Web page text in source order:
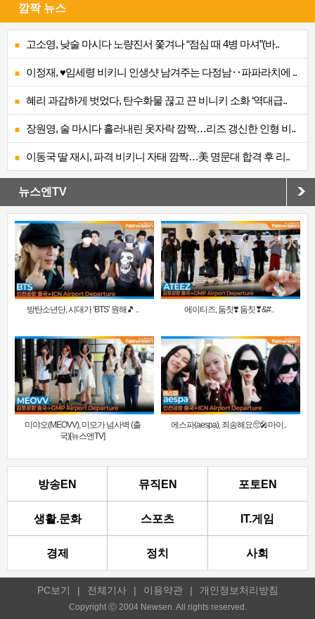
깜짝 뉴스
고소영, 낮술 마시다 노량진서 쫓겨나 “점심 때 4병 마셔”(바..
이정재, ♥임세령 비키니 인생샷 남겨주는 다정남‥파파라치에 ..
혜리 과감하게 벗었다, 탄수화물 끊고 끈 비니키 소화 ‘역대급..
장원영, 술 마시다 흘러내린 옷자락 깜짝…리즈 갱신한 인형 비..
이동국 딸 재시, 파격 비키니 자태 깜짝…美 명문대 합격 후 리..
뉴스엔TV
방탄소년단, 시대가 ‘BTS’ 원해🎵 .. 에이티즈, 둠칫❣️ 둠칫❣&#..
미야오(MEOVV), 미모가 넘사벽 (출
국)[뉴스엔TV]
에스파(aespa), 죄송해요🥺🎤마이..
방송EN 뮤직EN 포토EN
생활.문화 스포츠 IT.게임
경제 정치 사회
PC보기 | 전체기사 | 이용약관 | 개인정보처리방침
Copyright ⓒ 2004 Newsen. All rights reserved.